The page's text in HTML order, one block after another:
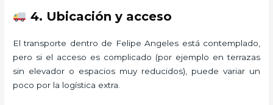
4. Ubicación y acceso
El transporte dentro de Felipe Angeles está contemplado,
pero si el acceso es complicado (por ejemplo en terrazas
sin elevador o espacios muy reducidos), puede variar un
poco por la logística extra.